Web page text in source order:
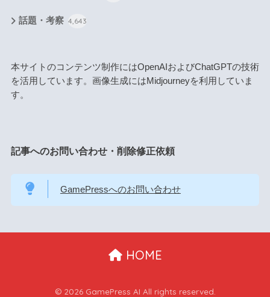
話題・考察 4,643
本サイトのコンテンツ制作にはOpenAIおよびChatGPTの技術
を活用しています。画像生成にはMidjourneyを利用していま
す。
記事へのお問い合わせ・削除修正依頼
GamePressへのお問い合わせ
HOME
© 2026 GamePress AI All rights reserved.